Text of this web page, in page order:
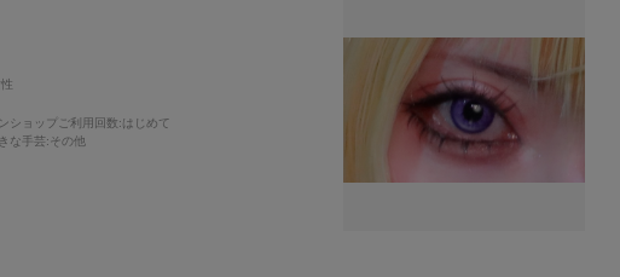
ショップご利用回数:はじめて
な手芸:その他